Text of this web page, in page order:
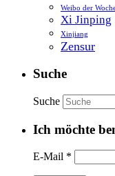
Weibo der
Xi Jinping
Xinjiang
Zensur
Suche
Suche
Ich möchte
E-Mail *